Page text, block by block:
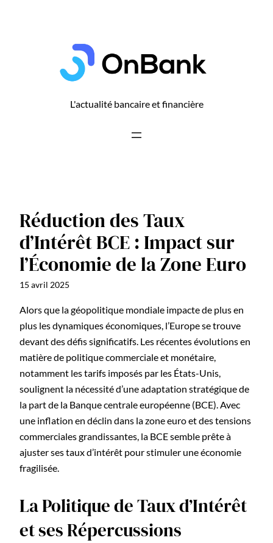
L'actualité bancaire et financière
Réduction des Taux
d’Intérêt BCE : Impact sur
l’Économie de la Zone Euro
15 avril 2025
Alors que la géopolitique mondiale impacte de plus en
plus les dynamiques économiques, l’Europe se trouve
devant des défis significatifs. Les récentes évolutions en
matière de politique commerciale et monétaire,
notamment les tarifs imposés par les États-Unis,
soulignent la nécessité d’une adaptation stratégique de
la part de la Banque centrale européenne (BCE). Avec
une inflation en déclin dans la zone euro et des tensions
commerciales grandissantes, la BCE semble prête à
ajuster ses taux d’intérêt pour stimuler une économie
fragilisée.
La Politique de Taux d’Intérêt
et ses Répercussions